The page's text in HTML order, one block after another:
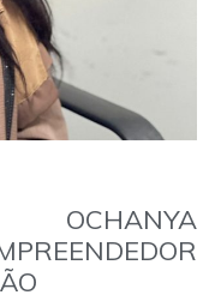
OCHANYA